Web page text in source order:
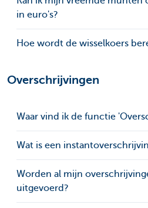
in euro's?
Hoe wordt de wisselkoers
Overschrijvingen
Waar vind ik de functie
Wat is een
Worden al mijn
uitgevoerd?